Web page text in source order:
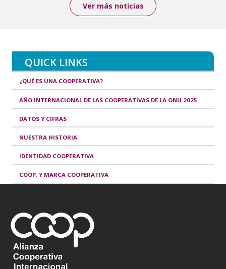
Ver más noticias
QUICK LINKS
¿QUÉ ES UNA COOPERATIVA?
AÑO INTERNACIONAL DE LAS COOPERATIVAS DE LA ONU 2025
DATOS Y CIFRAS
NUESTRA HISTORIA
IDENTIDAD COOPERATIVA
COOP. Y MARCA COOPERATIVA